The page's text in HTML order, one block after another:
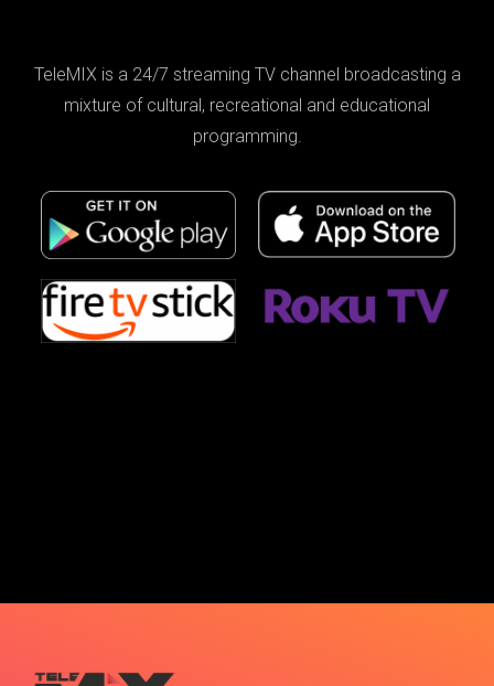
TeleMIX is a 24/7 streaming TV channel broadcasting a
mixture of cultural, recreational and educational
programming.